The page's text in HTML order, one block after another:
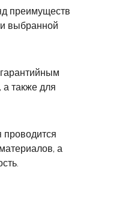
преимуществ
выбранной
а также для
проводится
а